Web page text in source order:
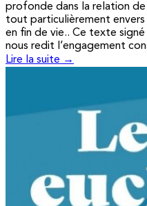
profonde dans la relation
tout particulièrement
en fin de vie.. Ce texte signé
nous redit l’engagement
Lire la suite →